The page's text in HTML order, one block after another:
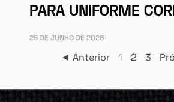
PARA UNIFORME
25 DE JUNHO DE 2026
◄ Anterior 1 2 3